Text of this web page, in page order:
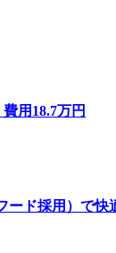
用18.7万円
ド採用）で快